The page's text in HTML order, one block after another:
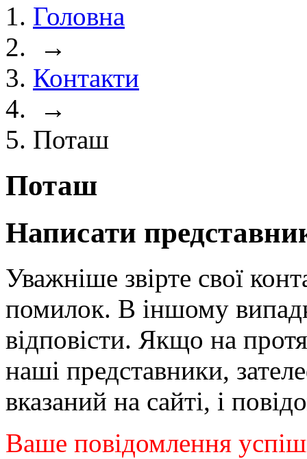
Головна
→
Контакти
→
Поташ
Поташ
Написати
Уважніше звірте свої
помилок. В іншому
відповісти. Якщо на
наші представники,
вказаний на сайті, і
Ваше повідомлення